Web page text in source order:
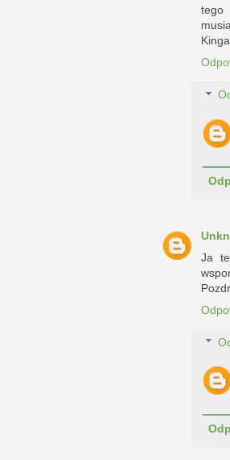
tego
Kinga
Ja